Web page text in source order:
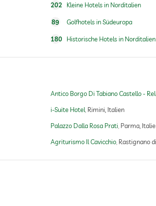
202 Kleine Hotels in Norditalien
89 Golfhotels in Südeuropa
180 Historische Hotels in Norditalien
Antico Borgo Di Tabiano Castello -
i-Suite Hotel Rimini, Italien
Palazzo Dalla Rosa Prati Parma,
Agriturismo Il Cavicchio Rastignano